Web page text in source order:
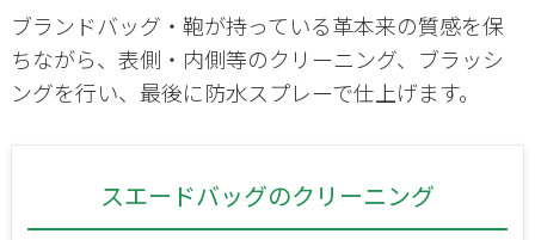
ブランドバッグ・鞄が持っている革本来の質感を保
ちながら、表側・内側等のクリーニング、ブラッシ
ングを行い、最後に防水スプレーで仕上げます。
スエードバッグのクリーニング